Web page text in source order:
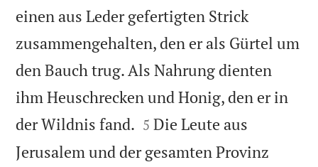
einen aus Leder gefertigten Strick
zusammengehalten, den er als Gürtel um
den Bauch trug. Als Nahrung dienten
ihm Heuschrecken und Honig, den er in
der Wildnis fand. 

5 Die Leute aus
Jerusalem und der gesamten Provinz